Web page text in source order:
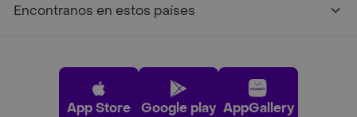
Encontranos en estos países
App Store Google play AppGallery